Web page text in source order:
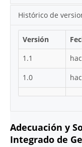
Histórico de
Versión
1.1
1.0
Adecuación y
Integrado de